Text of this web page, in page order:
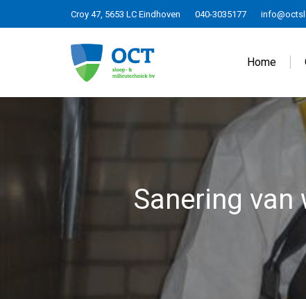
Croy 47, 5653 LC Eindhoven 040-3035177
Home
Sanering